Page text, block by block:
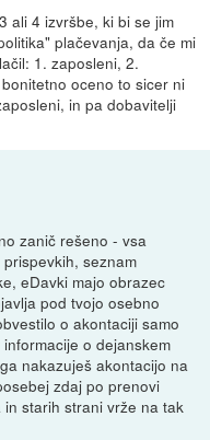
ali 4 izvršbe, ki bi se jim
plačevanja, da če mi
1. zaposleni, 2.
oceno to sicer ni
in pa dobavitelji
zanič rešeno - vsa
seznam
eDavki majo obrazec
pod tvojo osebno
o akontaciji samo
o dejanskem
nakazuješ akontacijo na
zdaj po prenovi
starih strani vrže na tak